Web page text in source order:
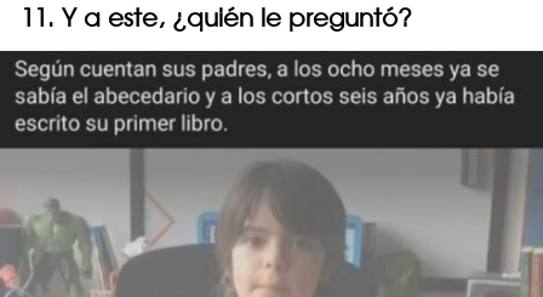
11. Y a este, ¿quién le preguntó?